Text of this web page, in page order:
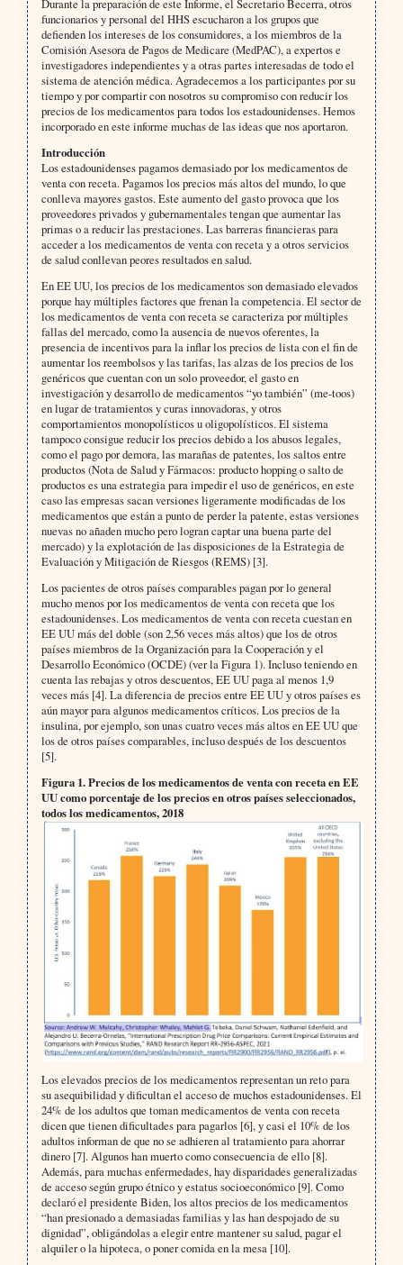
Durante la preparación de este Informe, el Secretario Becerra, otros
funcionarios y personal del HHS escucharon a los grupos que
defienden los intereses de los consumidores, a los miembros de la
Comisión Asesora de Pagos de Medicare (MedPAC), a expertos e
investigadores independientes y a otras partes interesadas de todo el
sistema de atención médica. Agradecemos a los participantes por su
tiempo y por compartir con nosotros su compromiso con reducir los
precios de los medicamentos para todos los estadounidenses. Hemos
incorporado en este informe muchas de las ideas que nos aportaron.
Introducción
Los estadounidenses pagamos demasiado por los medicamentos de
venta con receta. Pagamos los precios más altos del mundo, lo que
conlleva mayores gastos. Este aumento del gasto provoca que los
proveedores privados y gubernamentales tengan que aumentar las
primas o a reducir las prestaciones. Las barreras financieras para
acceder a los medicamentos de venta con receta y a otros servicios
de salud conllevan peores resultados en salud.
En EE UU, los precios de los medicamentos son demasiado elevados
porque hay múltiples factores que frenan la competencia. El sector de
los medicamentos de venta con receta se caracteriza por múltiples
fallas del mercado, como la ausencia de nuevos oferentes, la
presencia de incentivos para la inflar los precios de lista con el fin de
aumentar los reembolsos y las tarifas, las alzas de los precios de los
genéricos que cuentan con un solo proveedor, el gasto en
investigación y desarrollo de medicamentos “yo también” (me-toos)
en lugar de tratamientos y curas innovadoras, y otros
comportamientos monopolísticos u oligopolísticos. El sistema
tampoco consigue reducir los precios debido a los abusos legales,
como el pago por demora, las marañas de patentes, los saltos entre
productos (Nota de Salud y Fármacos: producto hopping o salto de
productos es una estrategia para impedir el uso de genéricos, en este
caso las empresas sacan versiones ligeramente modificadas de los
medicamentos que están a punto de perder la patente, estas versiones
nuevas no añaden mucho pero logran captar una buena parte del
mercado) y la explotación de las disposiciones de la Estrategia de
Evaluación y Mitigación de Riesgos (REMS) [3].
Los pacientes de otros países comparables pagan por lo general
mucho menos por los medicamentos de venta con receta que los
estadounidenses. Los medicamentos de venta con receta cuestan en
EE UU más del doble (son 2,56 veces más altos) que los de otros
países miembros de la Organización para la Cooperación y el
Desarrollo Económico (OCDE) (ver la Figura 1). Incluso teniendo en
cuenta las rebajas y otros descuentos, EE UU paga al menos 1,9
veces más [4]. La diferencia de precios entre EE UU y otros países es
aún mayor para algunos medicamentos críticos. Los precios de la
insulina, por ejemplo, son unas cuatro veces más altos en EE UU que
los de otros países comparables, incluso después de los descuentos
[5].
Figura 1. Precios de los medicamentos de venta con receta en EE
UU como porcentaje de los precios en otros países seleccionados,
todos los medicamentos, 2018
Los elevados precios de los medicamentos representan un reto para
su asequibilidad y dificultan el acceso de muchos estadounidenses. El
24% de los adultos que toman medicamentos de venta con receta
dicen que tienen dificultades para pagarlos [6], y casi el 10% de los
adultos informan de que no se adhieren al tratamiento para ahorrar
dinero [7]. Algunos han muerto como consecuencia de ello [8].
Además, para muchas enfermedades, hay disparidades generalizadas
de acceso según grupo étnico y estatus socioeconómico [9]. Como
declaró el presidente Biden, los altos precios de los medicamentos
“han presionado a demasiadas familias y las han despojado de su
dignidad”, obligándolas a elegir entre mantener su salud, pagar el
alquiler o la hipoteca, o poner comida en la mesa [10].